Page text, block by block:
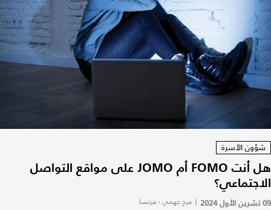
شؤون الأسرة
هل أنت FOMO أم JOMO على مواقع التواصل
الاجتماعي؟
09 تشرين الأول 2024 | فرح جهمي - فرنسا